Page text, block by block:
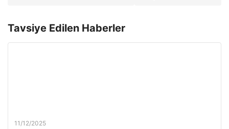
Tavsiye Edilen Haberler
11/12/2025